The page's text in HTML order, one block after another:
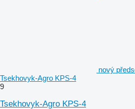
nový
Tsekhovyk-Agro KPS-4
9
Tsekhovyk-Agro KPS-4